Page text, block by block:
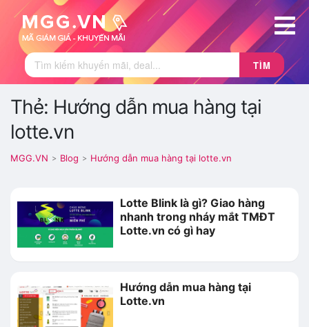
TÌM
Thẻ: Hướng dẫn mua hàng tại
lotte.vn
MGG.VN > Blog > Hướng dẫn mua hàng tại lotte.vn
Lotte Blink là gì? Giao hàng
nhanh trong nháy mắt TMĐT
Lotte.vn có gì hay
Hướng dẫn mua hàng tại
Lotte.vn